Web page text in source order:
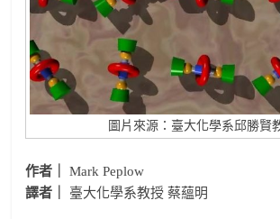
圖片來源：臺大化學系邱勝賢
作者｜
Mark Peplow
譯者｜
臺大化學系教授 蔡蘊明